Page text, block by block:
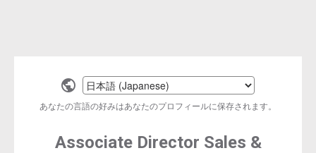
Select
a
language
あなたの言語の好みはあなたのプロフィールに保存されます。
Associate Director Sales &